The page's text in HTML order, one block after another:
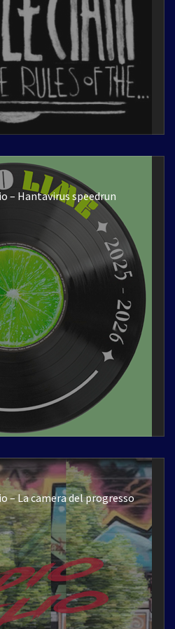
– Hantavirus speedrun
– La camera del progresso